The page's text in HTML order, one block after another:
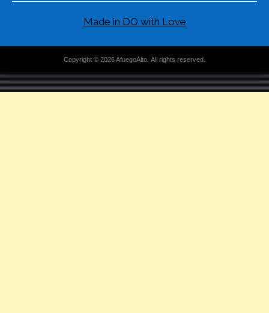
Made in DO with Love
Copyright © 2026 AfuegoAlto. All rights reserved.